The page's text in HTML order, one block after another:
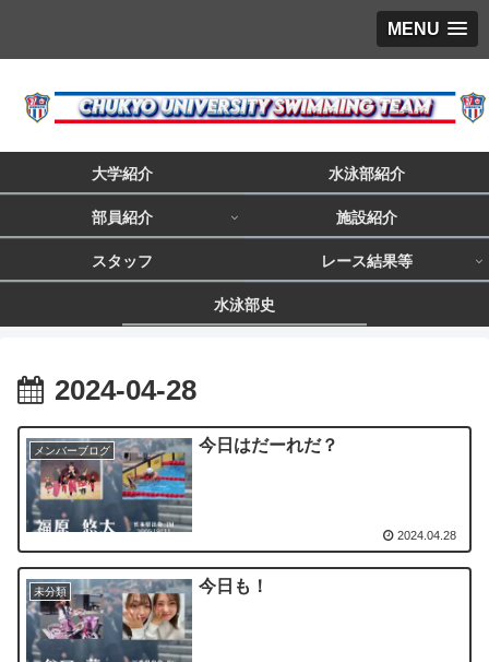
MENU
大学紹介 水泳部紹介
部員紹介 施設紹介
スタッフ レース結果等
水泳部史
2024-04-28
メンバーブログ 今日はだーれだ？
2024.04.28
未分類 今日も！